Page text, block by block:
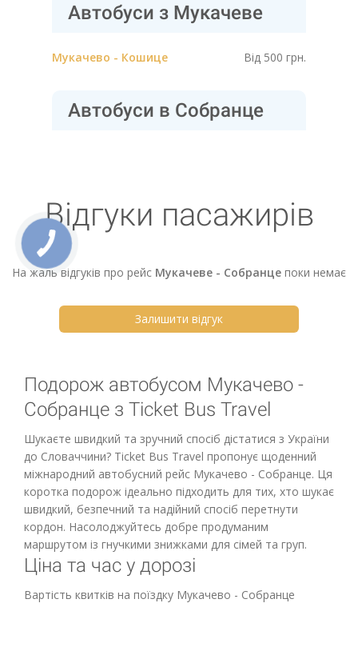
Автобуси з Мукачеве
Мукачево - Кошице Від 500 грн.
Автобуси в Собранце
Відгуки пасажирів
На жаль відгуків про рейс Мукачеве - Собранце поки немає
Залишити відгук
Подорож автобусом Мукачево -
Собранце з Ticket Bus Travel
Шукаєте швидкий та зручний спосіб дістатися з України
до Словаччини? Ticket Bus Travel пропонує щоденний
міжнародний автобусний рейс Мукачево - Собранце. Ця
коротка подорож ідеально підходить для тих, хто шукає
швидкий, безпечний та надійний спосіб перетнути
кордон. Насолоджуйтесь добре продуманим
маршрутом із гнучкими знижками для сімей та груп.
Ціна та час у дорозі
Вартість квитків на поїздку Мукачево - Собранце